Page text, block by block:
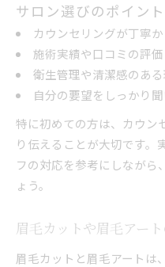
サロン選びのポイント
カウンセリングが丁寧
施術実績や口コミの評価
衛生管理や清潔感のあ
自分の要望をしっかり
特に初めての方は、カウン
り伝えることが大切です。
フの対応を参考にしながら
ょう。
眉毛カットや眉毛アー
眉毛カットと眉毛アートは